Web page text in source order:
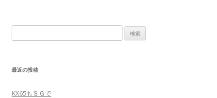
ョ
索:
最近の投稿
KX65もＳＧで